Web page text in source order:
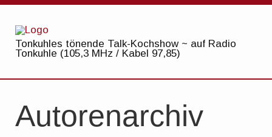
Tonkuhles tönende Talk-Kochshow ~ auf Radio
Tonkuhle (105,3 MHz / Kabel 97,85)
Autorenarchiv